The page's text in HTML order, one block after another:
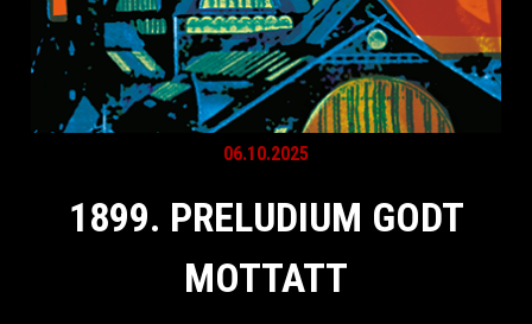
06.10.2025
1899. PRELUDIUM GODT
MOTTATT